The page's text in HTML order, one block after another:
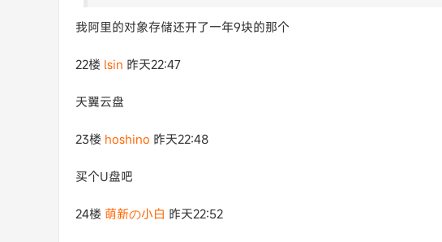
我阿里的对象存储还开了一年9块的那个
22楼 lsin 昨天22:47
天翼云盘
23楼 hoshino 昨天22:48
买个U盘吧
24楼 萌新の小白 昨天22:52